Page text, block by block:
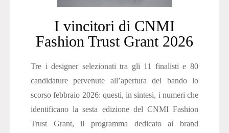
I vincitori di CNMI
Fashion Trust Grant 2026
Tre i designer selezionati tra gli 11 finalisti e 80
candidature pervenute all’apertura del bando lo
scorso febbraio 2026: questi, in sintesi, i numeri che
identificano la sesta edizione del CNMI Fashion
Trust Grant, il programma dedicato ai brand